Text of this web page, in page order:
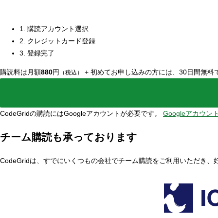
1. 購読アカウント選択
2. クレジットカード登録
3. 登録完了
購読料は月額880円 （税込） + 初めてお申し込みの方には、30日間無料
CodeGridの購読にはGoogleアカウントが必要です。 Googleアカウン
チーム購読も承っております
CodeGridは、すでにいくつもの会社でチーム購読をご利用いただき、